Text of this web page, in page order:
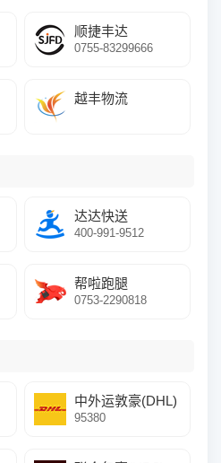
顺捷丰达
0755-83299666
越丰物流
达达快送
400-991-9512
帮啦跑腿
0753-2290818
中外运敦豪(DHL)
95380